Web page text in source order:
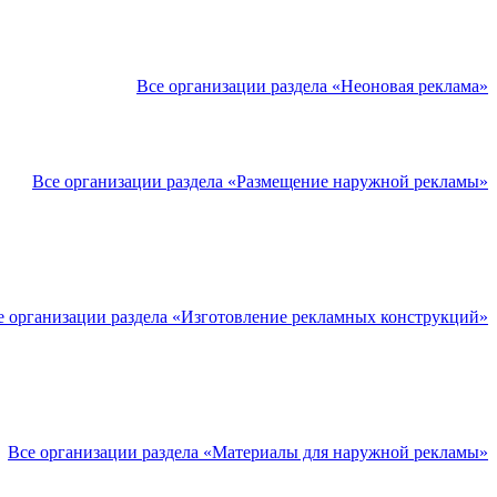
Все организации раздела «Неоновая реклама»
Все организации раздела «Размещение наружной рекламы»
организации раздела «Изготовление рекламных конструкций»
Все организации раздела «Материалы для наружной рекламы»